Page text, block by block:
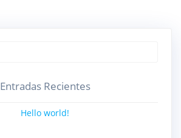
Entradas Recientes
Hello world!